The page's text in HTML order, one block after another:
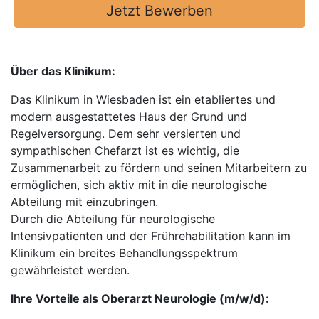
Jetzt Bewerben
Über das Klinikum:
Das Klinikum in Wiesbaden ist ein etabliertes und
modern ausgestattetes Haus der Grund und
Regelversorgung. Dem sehr versierten und
sympathischen Chefarzt ist es wichtig, die
Zusammenarbeit zu fördern und seinen Mitarbeitern zu
ermöglichen, sich aktiv mit in die neurologische
Abteilung mit einzubringen.
Durch die Abteilung für neurologische
Intensivpatienten und der Frührehabilitation kann im
Klinikum ein breites Behandlungsspektrum
gewährleistet werden.
Ihre Vorteile als Oberarzt Neurologie (m/w/d):